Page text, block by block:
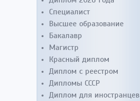
Специалист
Высшее образование
Бакалавр
Магистр
Красный диплом
Диплом с реестром
Дипломы СССР
Диплом для иностранцев